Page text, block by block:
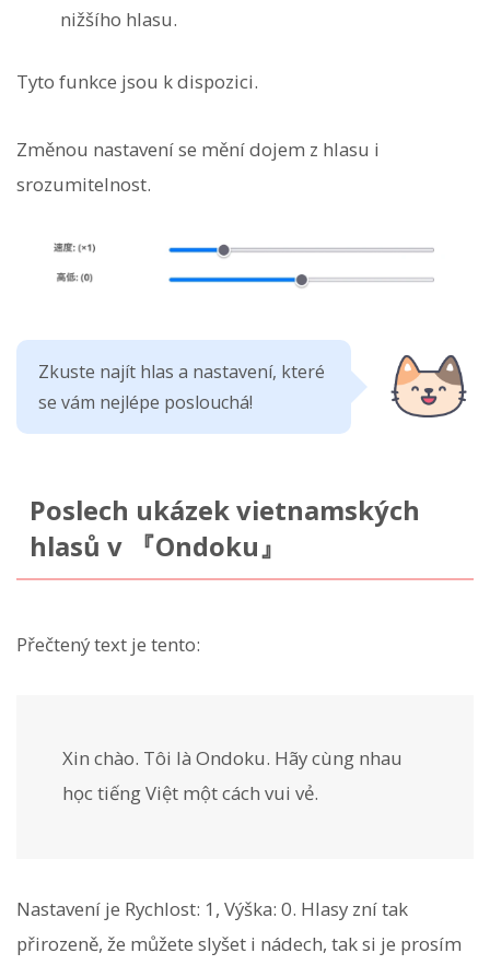
nižšího hlasu.
Tyto funkce jsou k dispozici.
Změnou nastavení se mění dojem z hlasu i
srozumitelnost.
Zkuste najít hlas a nastavení, které
se vám nejlépe poslouchá!
Poslech ukázek vietnamských
hlasů v 『Ondoku』
Přečtený text je tento:
Xin chào. Tôi là Ondoku. Hãy cùng nhau
học tiếng Việt một cách vui vẻ.
Nastavení je Rychlost: 1, Výška: 0. Hlasy zní tak
přirozeně, že můžete slyšet i nádech, tak si je prosím